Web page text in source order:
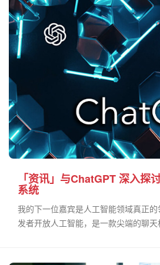
「资讯」与ChatGPT 深入探
系统
我的下一位嘉宾是人工智能领域真正
发者开放人工智能，是一款尖端的聊天